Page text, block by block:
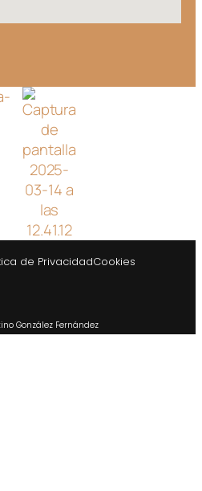
González Fernández
de PrivacidadCookies